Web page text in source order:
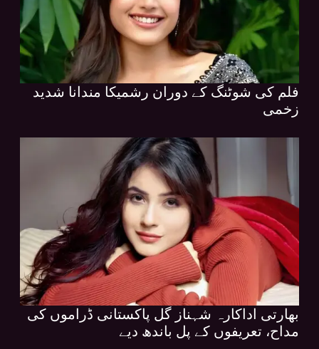
فلم کی شوٹنگ کے دوران رشمیکا مندانا شدید
زخمی
بھارتی اداکارہ شہناز گل پاکستانی ڈراموں کی
مداح، تعریفوں کے پل باندھ دیے